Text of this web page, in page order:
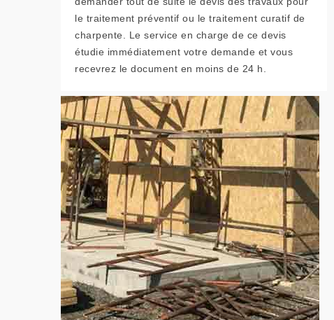
le traitement préventif ou le traitement curatif de
charpente. Le service en charge de ce devis
étudie immédiatement votre demande et vous
recevrez le document en moins de 24 h.